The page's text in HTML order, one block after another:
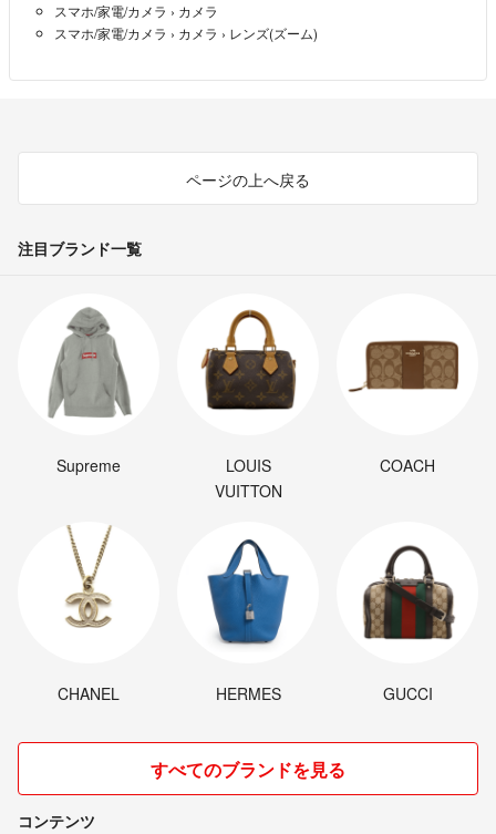
スマホ/家電/カメラ › カメラ
スマホ/家電/カメラ › カメラ › レンズ(ズーム)
ページの上へ戻る
注目ブランド一覧
Supreme
LOUIS
VUITTON
COACH
CHANEL HERMES GUCCI
すべてのブランドを見る
コンテンツ